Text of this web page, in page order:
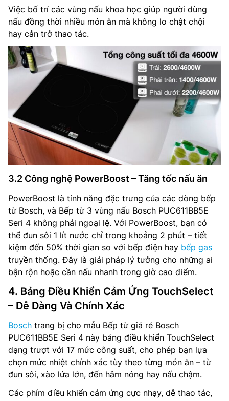
Việc bố trí các vùng nấu khoa học giúp người dùng
nấu đồng thời nhiều món ăn mà không lo chật chội
hay cản trở thao tác.
3.2 Công nghệ PowerBoost – Tăng tốc nấu ăn
PowerBoost là tính năng đặc trưng của các dòng bếp
từ Bosch, và Bếp từ 3 vùng nấu Bosch PUC611BB5E
Seri 4 không phải ngoại lệ. Với PowerBoost, bạn có
thể đun sôi 1 lít nước chỉ trong khoảng 2 phút – tiết
kiệm đến 50% thời gian so với bếp điện hay bếp gas
truyền thống. Đây là giải pháp lý tưởng cho những ai
bận rộn hoặc cần nấu nhanh trong giờ cao điểm.
4. Bảng Điều Khiển Cảm Ứng TouchSelect
– Dễ Dàng Và Chính Xác
Bosch trang bị cho mẫu Bếp từ giá rẻ Bosch
PUC611BB5E Seri 4 này bảng điều khiển TouchSelect
dạng trượt với 17 mức công suất, cho phép bạn lựa
chọn mức nhiệt chính xác tùy theo từng món ăn – từ
đun sôi, xào lửa lớn, đến hâm nóng hay nấu chậm.
Các phím điều khiển cảm ứng cực nhạy, dễ thao tác,